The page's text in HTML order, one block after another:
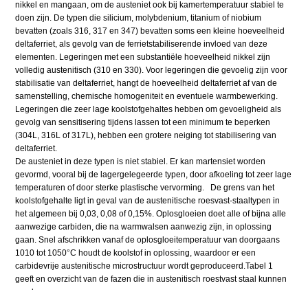
nikkel en mangaan, om de austeniet ook bij kamertemperatuur stabiel te
doen zijn. De typen die silicium, molybdenium, titanium of niobium
bevatten (zoals 316, 317 en 347) bevatten soms een kleine hoeveelheid
deltaferriet, als gevolg van de ferrietstabiliserende invloed van deze
elementen. Legeringen met een substantiële hoeveelheid nikkel zijn
volledig austenitisch (310 en 330). Voor legeringen die gevoelig zijn voor
stabilisatie van deltaferriet, hangt de hoeveelheid deltaferriet af van de
samenstelling, chemische homogeniteit en eventuele warmbewerking.
Legeringen die zeer lage koolstofgehaltes hebben om gevoeligheid als
gevolg van sensitisering tijdens lassen tot een minimum te beperken
(304L, 316L of 317L), hebben een grotere neiging tot stabilisering van
deltaferriet.
De austeniet in deze typen is niet stabiel. Er kan martensiet worden
gevormd, vooral bij de lagergelegeerde typen, door afkoeling tot zeer lage
temperaturen of door sterke plastische vervorming. De grens van het
koolstofgehalte ligt in geval van de austenitische roesvast-staaltypen in
het algemeen bij 0,03, 0,08 of 0,15%. Oplosgloeien doet alle of bijna alle
aanwezige carbiden, die na warmwalsen aanwezig zijn, in oplossing
gaan. Snel afschrikken vanaf de oplosgloeitemperatuur van doorgaans
1010 tot 1050°C houdt de koolstof in oplossing, waardoor er een
carbidevrije austenitische microstructuur wordt geproduceerd.Tabel 1
geeft en overzicht van de fazen die in austenitisch roestvast staal kunnen